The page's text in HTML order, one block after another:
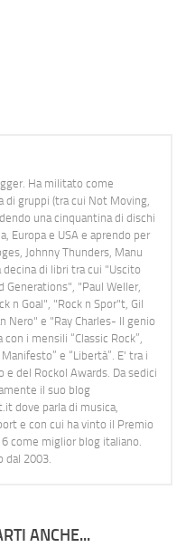
Ha militato come
di gruppi (tra cui Not Moving,
una cinquantina di dischi
Europa e USA e aprendo per
Johnny Thunders, Manu
decina di libri tra cui "Uscito
Generations", "Paul Weller,
n Goal", "Rock n Spor"t, Gil
Nero" e "Ray Charles- Il genio
i mensili “Classic Rock”,
e “Libertà”. E' tra i
del Rockol Awards. Da sedici
il suo blog
dove parla di musica,
e con cui ha vinto il Premio
come miglior blog italiano.
dal 2003.
ANCHE...